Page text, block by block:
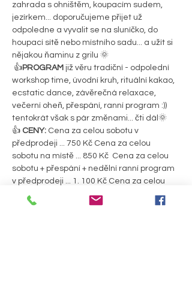
zahrada s ohništěm, koupacím sudem,
jezírkem... doporučujeme přijet už
odpoledne a vyvalit se na sluníčko, do
houpací sítě nebo místního sadu... a užít si
nějakou ňaminu z grilu 🌞
👍PROGRAM již věru tradiční - odpolední
workshop time, úvodní kruh, rituální kakao,
ecstatic dance, závěrečná relaxace,
večerní oheň, přespání, ranní program :))
tentokrát však s pár změnami... čti dál🌞
👍 CENY: Cena za celou sobotu v
předprodeji ... 750 Kč Cena za celou
sobotu na místě ... 850 Kč  Cena za celou
sobotu + přespání + nedělní ranní program
v předprodeji ... 1. 100 Kč Cena za celou
sobotu + přespání + nedělní ranní program
na místě ... 1. 200 Kč